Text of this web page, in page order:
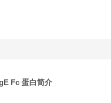
Fc 蛋白简介